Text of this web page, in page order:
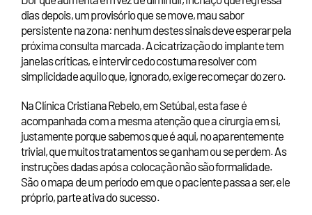
dias depois, um provisório que se move, mau sabor
persistente na zona: nenhum destes sinais deve esperar pela
próxima consulta marcada. A cicatrização do implante tem
janelas críticas, e intervir cedo costuma resolver com
simplicidade aquilo que, ignorado, exige recomeçar do zero.
Na Clínica Cristiana Rebelo, em Setúbal, esta fase é
acompanhada com a mesma atenção que a cirurgia em si,
justamente porque sabemos que é aqui, no aparentemente
trivial, que muitos tratamentos se ganham ou se perdem. As
instruções dadas após a colocação não são formalidade.
São o mapa de um período em que o paciente passa a ser, ele
próprio, parte ativa do sucesso.